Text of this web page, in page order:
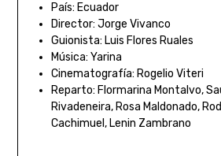
País: Ecuador
Director: Jorge Vivanco
Guionista: Luis Flores Ruales
Música: Yarina
Cinematografía: Rogelio Viteri
Reparto: Flormarina Montalvo,
Rivadeneira, Rosa Maldonado,
Cachimuel, Lenin Zambrano